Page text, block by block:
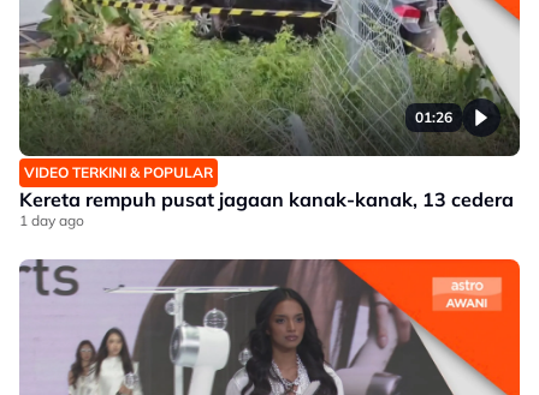
01:26
VIDEO TERKINI & POPULAR
Kereta rempuh pusat jagaan kanak-kanak, 13 cedera
1 day ago